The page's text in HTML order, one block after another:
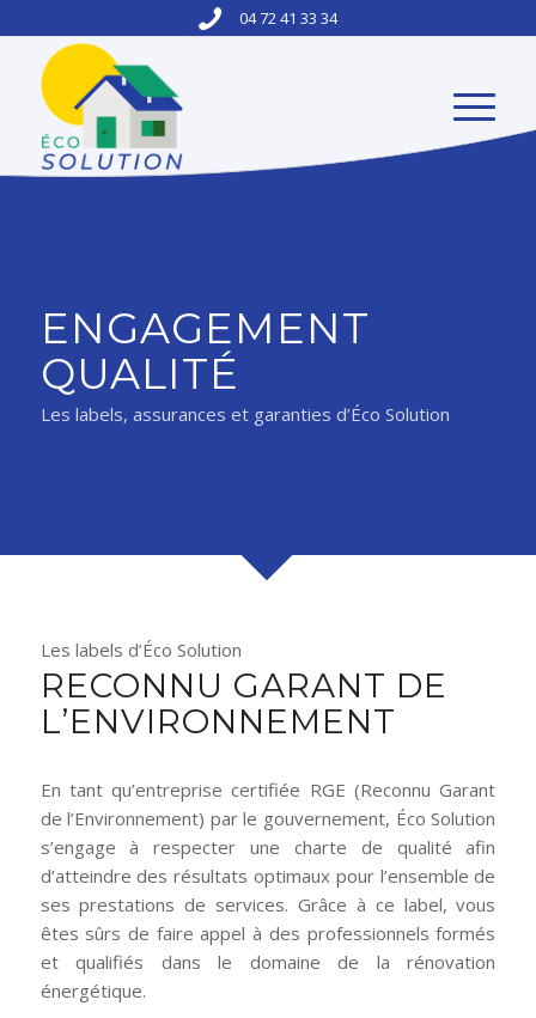
04 72 41 33 34
ENGAGEMENT
QUALITÉ
Les labels, assurances et garanties d’Éco Solution
Les labels d’Éco Solution
RECONNU GARANT DE
L’ENVIRONNEMENT
En tant qu’entreprise certifiée RGE (Reconnu Garant
de l’Environnement) par le gouvernement, Éco Solution
s’engage à respecter une charte de qualité afin
d’atteindre des résultats optimaux pour l’ensemble de
ses prestations de services. Grâce à ce label, vous
êtes sûrs de faire appel à des professionnels formés
et qualifiés dans le domaine de la rénovation
énergétique.